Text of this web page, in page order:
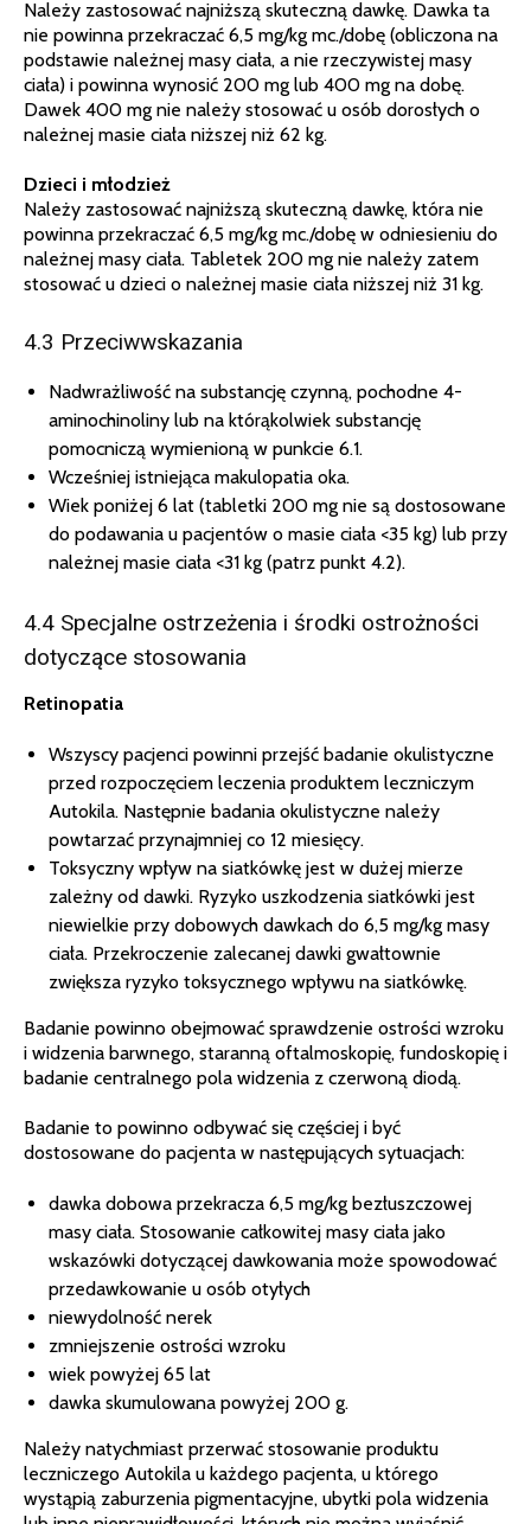
Należy zastosować najniższą skuteczną dawkę. Dawka ta
nie powinna przekraczać 6,5 mg/kg mc./dobę (obliczona na
podstawie należnej masy ciała, a nie rzeczywistej masy
ciała) i powinna wynosić 200 mg lub 400 mg na dobę.
Dawek 400 mg nie należy stosować u osób dorosłych o
należnej masie ciała niższej niż 62 kg.
Dzieci i młodzież
Należy zastosować najniższą skuteczną dawkę, która nie
powinna przekraczać 6,5 mg/kg mc./dobę w odniesieniu do
należnej masy ciała. Tabletek 200 mg nie należy zatem
stosować u dzieci o należnej masie ciała niższej niż 31 kg.
4.3 Przeciwwskazania
Nadwrażliwość na substancję czynną, pochodne 4-
aminochinoliny lub na którąkolwiek substancję
pomocniczą wymienioną w punkcie 6.1.
Wcześniej istniejąca makulopatia oka.
Wiek poniżej 6 lat (tabletki 200 mg nie są dostosowane
do podawania u pacjentów o masie ciała <35 kg) lub przy
należnej masie ciała <31 kg (patrz punkt 4.2).
4.4 Specjalne ostrzeżenia i środki ostrożności
dotyczące stosowania
Retinopatia
Wszyscy pacjenci powinni przejść badanie okulistyczne
przed rozpoczęciem leczenia produktem leczniczym
Autokila. Następnie badania okulistyczne należy
powtarzać przynajmniej co 12 miesięcy.
Toksyczny wpływ na siatkówkę jest w dużej mierze
zależny od dawki. Ryzyko uszkodzenia siatkówki jest
niewielkie przy dobowych dawkach do 6,5 mg/kg masy
ciała. Przekroczenie zalecanej dawki gwałtownie
zwiększa ryzyko toksycznego wpływu na siatkówkę.
Badanie powinno obejmować sprawdzenie ostrości wzroku
i widzenia barwnego, staranną oftalmoskopię, fundoskopię i
badanie centralnego pola widzenia z czerwoną diodą.
Badanie to powinno odbywać się częściej i być
dostosowane do pacjenta w następujących sytuacjach:
dawka dobowa przekracza 6,5 mg/kg bezłuszczowej
masy ciała. Stosowanie całkowitej masy ciała jako
wskazówki dotyczącej dawkowania może spowodować
przedawkowanie u osób otyłych
niewydolność nerek
zmniejszenie ostrości wzroku
wiek powyżej 65 lat
dawka skumulowana powyżej 200 g.
Należy natychmiast przerwać stosowanie produktu
leczniczego Autokila u każdego pacjenta, u którego
wystąpią zaburzenia pigmentacyjne, ubytki pola widzenia